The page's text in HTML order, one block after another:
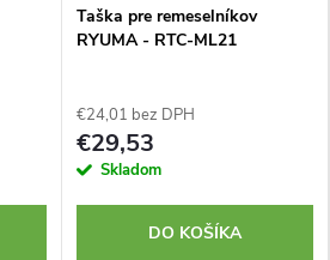
Taška pre remeselníkov
RYUMA - RTC-ML21
€24,01 bez DPH
€29,53
Skladom
DO KOŠÍKA